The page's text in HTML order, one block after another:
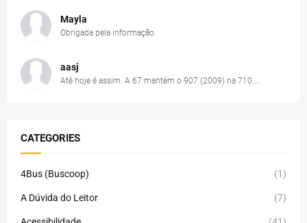
Mayla
Obrigada pela informação.
aasj
Até hoje é assim. A 67 mantém o 907 (2009) na 710....
CATEGORIES
4Bus (Buscoop) (1)
A Dúvida do Leitor (7)